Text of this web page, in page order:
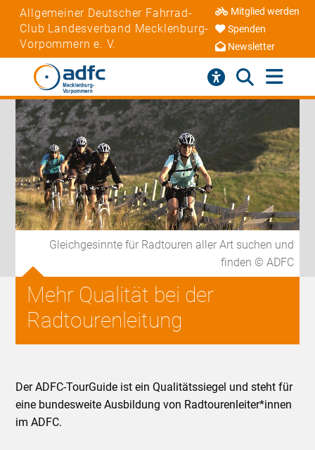
Allgemeiner Deutscher Fahrrad-
Club Landesverband Mecklenburg-
Vorpommern e. V.
Mitglied werden
Spenden
Newsletter
Gleichgesinnte für Radtouren aller Art suchen und
finden © ADFC
Mehr Qualität bei der
Radtourenleitung
Der ADFC-TourGuide ist ein Qualitätssiegel und steht für
eine bundesweite Ausbildung von Radtourenleiter*innen
im ADFC.